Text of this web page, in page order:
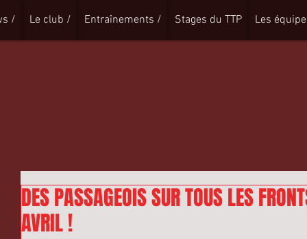
/ Le club / Entraînements / Stages du TTP Les
DES PASSAGEOIS SUR TOUS LES
AVRIL !